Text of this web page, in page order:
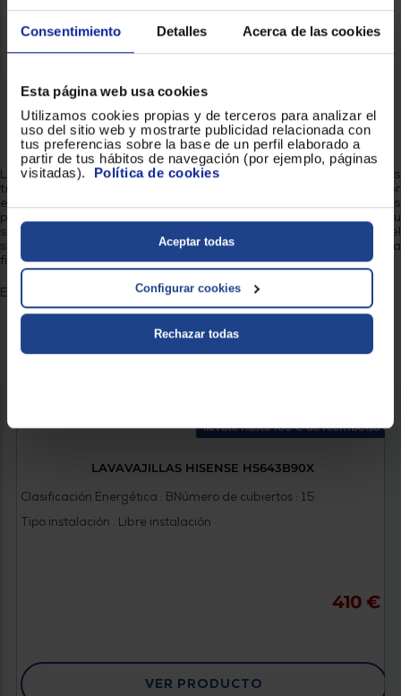
Consentimiento Detalles Acerca de las cookies
Esta página web usa cookies
Utilizamos cookies propias y de terceros para analizar el
uso del sitio web y mostrarte publicidad relacionada con
tus preferencias sobre la base de un perfil elaborado a
partir de tus hábitos de navegación (por ejemplo, páginas
visitadas). Política de cookies
Aceptar todas
Configurar cookies
Rechazar todas
Hisense
La calidad y la innovación son nuestra seña de identidad y las
trabajamos y mejoramos cada día para ofrecerte la mejor
experiencia de compra. Nuestros productos están diseñados
para hacerte la vida más fácil y se caracterizan por su
sofisticación y elegancia. Si apuestas por Hisense, descubrirás el
significado del trabajo bien hecho, del rendimiento superior y la
fiabilidad.
En Hisense trabajamos por tu bienestar.
llévate hasta 100 € de reembolso
LAVAVAJILLAS HISENSE HS643B90X
Clasificación Energética : BNúmero de cubiertos : 15
Tipo instalación : Libre instalación
410 €
VER PRODUCTO